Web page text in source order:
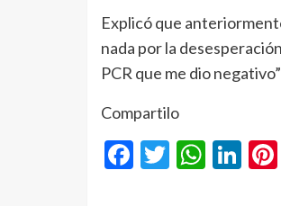
Explicó que
nada por la
PCR que me dio
Compartilo
Facebook
Twitter